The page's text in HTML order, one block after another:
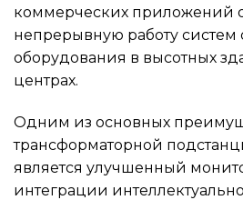
коммерческих приложений
непрерывную работу
оборудования в высотных
центрах.
Одним из основных
трансформаторной
является улучшенный
интеграции